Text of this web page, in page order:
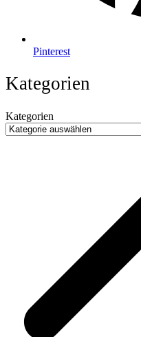
Pinterest
Kategorien
Kategorien